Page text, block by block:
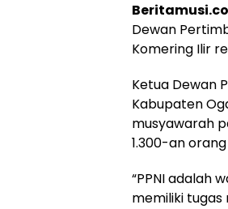
Dewan
Komering Ilir
Ketua Dewan
Kabupaten
musyawarah
1.300-an
“PPNI adalah
memiliki tugas